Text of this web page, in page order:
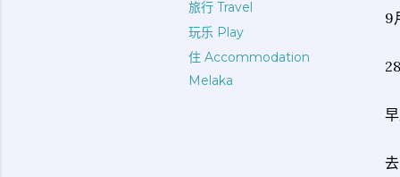
旅行 Travel
玩乐 Play
住 Accommodation
Melaka
9